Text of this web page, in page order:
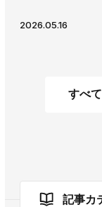
2026.05.16
すべ
記事カ